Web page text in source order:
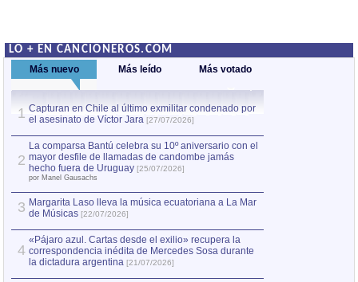
LO + EN CANCIONEROS.COM
Más nuevo Más leído Más votado
1 Capturan en Chile al último exmilitar condenado por
el asesinato de Víctor Jara [27/07/2026]
2
La comparsa Bantú celebra su 10º aniversario con el
mayor desfile de llamadas de candombe jamás
hecho fuera de Uruguay [25/07/2026]
por Manel Gausachs
3 Margarita Laso lleva la música ecuatoriana a La Mar
de Músicas [22/07/2026]
4
«Pájaro azul. Cartas desde el exilio» recupera la
correspondencia inédita de Mercedes Sosa durante
la dictadura argentina [21/07/2026]